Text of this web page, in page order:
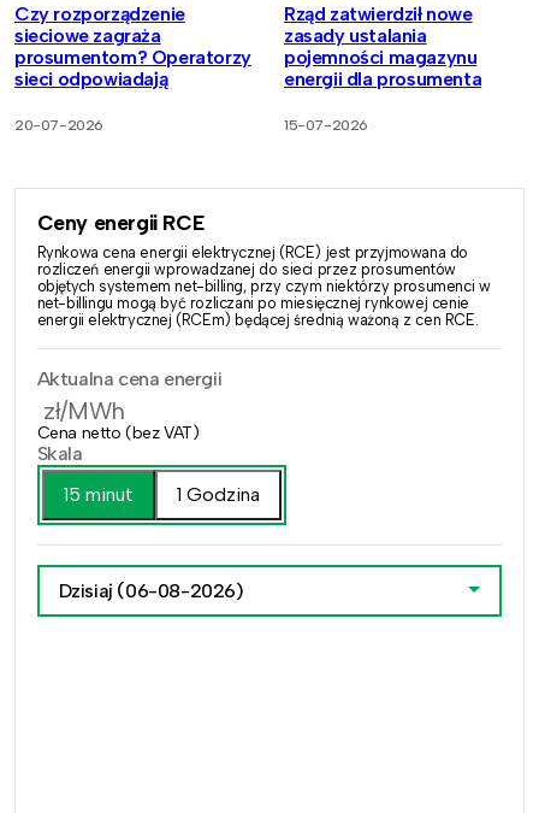
Czy rozporządzenie
sieciowe zagraża
prosumentom? Operatorzy
sieci odpowiadają
20-07-2026
Rząd zatwierdził nowe
zasady ustalania
pojemności magazynu
energii dla prosumenta
15-07-2026
Ceny energii RCE
Rynkowa cena energii elektrycznej (RCE) jest przyjmowana do
rozliczeń energii wprowadzanej do sieci przez prosumentów
objętych systemem net-billing, przy czym niektórzy prosumenci w
net-billingu mogą być rozliczani po miesięcznej rynkowej cenie
energii elektrycznej (RCEm) będącej średnią ważoną z cen RCE.
Aktualna cena energii
zł/MWh
Cena netto (bez VAT)
Skala
15 minut
1 Godzina
Dzisiaj (06-08-2026)